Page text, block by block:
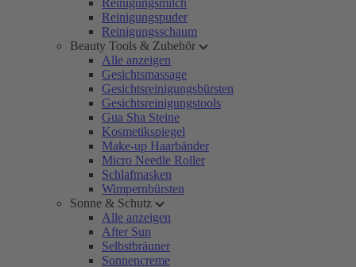
Reinigungsmilch
Reinigungspuder
Reinigungsschaum
Beauty Tools & Zubehör
Alle anzeigen
Gesichtsmassage
Gesichtsreinigungsbürsten
Gesichtsreinigungstools
Gua Sha Steine
Kosmetikspiegel
Make-up Haarbänder
Micro Needle Roller
Schlafmasken
Wimpernbürsten
Sonne & Schutz
Alle anzeigen
After Sun
Selbstbräuner
Sonnencreme